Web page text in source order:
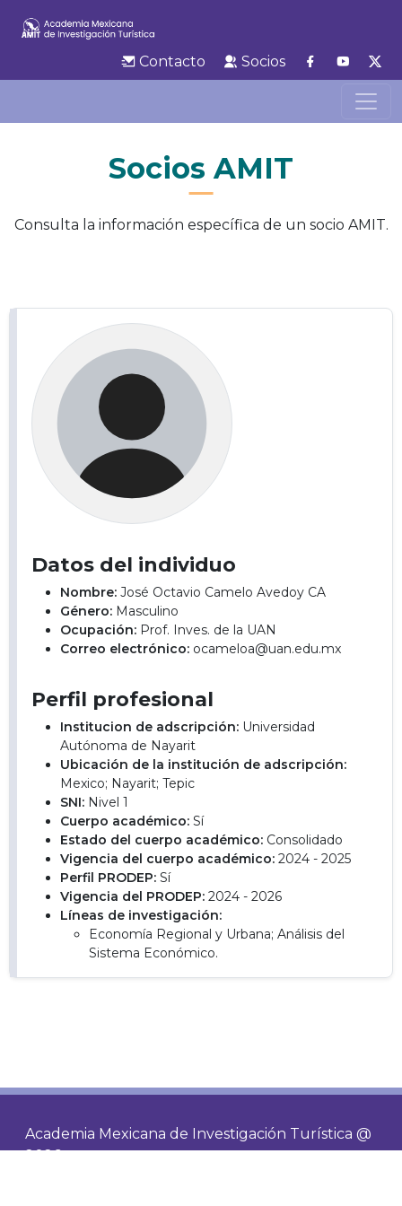
Contacto Socios
Socios AMIT
Consulta la información específica de un socio AMIT.
Datos del individuo
Nombre: José Octavio Camelo Avedoy CA
Género: Masculino
Ocupación: Prof. Inves. de la UAN
Correo electrónico: ocameloa@uan.edu.mx
Perfil profesional
Institucion de adscripción: Universidad
Autónoma de Nayarit
Ubicación de la institución de adscripción:
Mexico; Nayarit; Tepic
SNI: Nivel 1
Cuerpo académico: Sí
Estado del cuerpo académico: Consolidado
Vigencia del cuerpo académico: 2024 - 2025
Perfil PRODEP: Sí
Vigencia del PRODEP: 2024 - 2026
Líneas de investigación:
Economía Regional y Urbana; Análisis del
Sistema Económico.
Academia Mexicana de Investigación Turística @
2026